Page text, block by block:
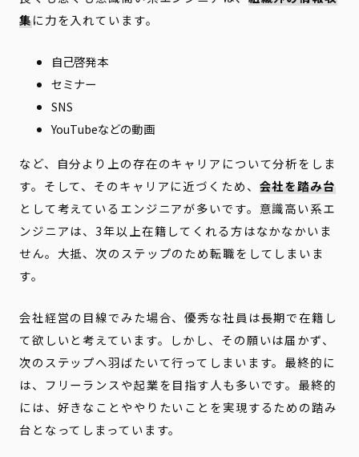
集に力を入れています。
自己啓発本
セミナー
SNS
YouTubeなどの動画
など、自分より上の存在のキャリアについて分析をしま
す。そして、そのキャリアに近づくため、 会社を踏み台
として考えているエンジニアが多いです。意識高い系エ
ンジニアは、3年以上在籍してくれる方はなかなかいま
せん。大抵、次のステップのため転職をしてしまいま
す。
会社経営の目線でみた場合、優秀な社員は長期で在籍し
て欲しいと考えています。しかし、その願いは届かず、
次のステップへ羽ばたいて行ってしまいます。最終的に
は、フリーランスや起業を目指す人も多いです。最終的
には、好きなことややりたいことを実現するための踏み
台となってしまっています。